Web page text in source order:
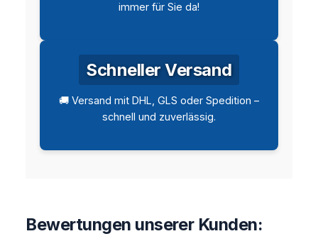
immer für Sie da!
Schneller Versand
🚚 Versand mit DHL, GLS oder Spedition –
schnell und zuverlässig.
Bewertungen unserer Kunden: